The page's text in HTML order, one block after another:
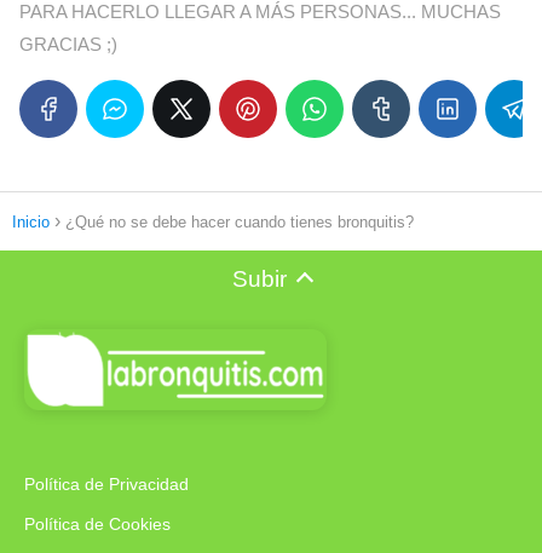
PARA HACERLO LLEGAR A MÁS PERSONAS... MUCHAS
GRACIAS ;)
Inicio ¿Qué no se debe hacer cuando tienes bronquitis?
Subir
Política de Privacidad
Política de Cookies